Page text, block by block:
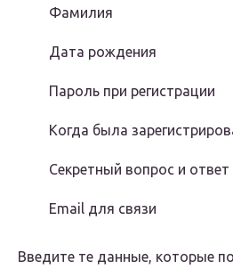
Фамилия
Дата рождения
Пароль при регистрации
Когда была
Секретный вопрос и ответ
Email для связи
Введите те данные, которые